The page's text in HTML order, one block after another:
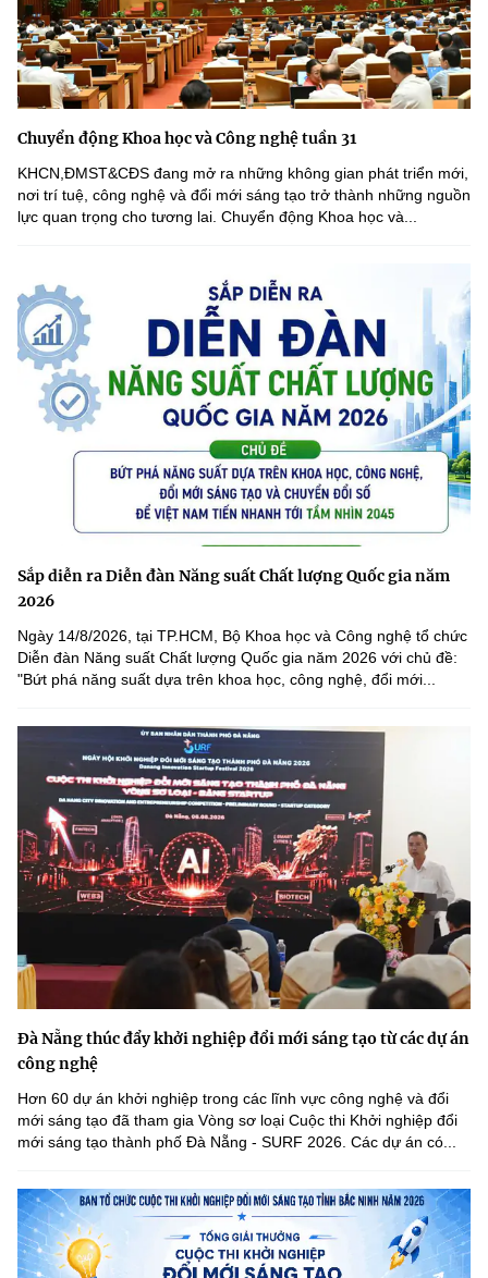
Chuyển động Khoa học và Công nghệ tuần 31
KHCN,ĐMST&CĐS đang mở ra những không gian phát triển mới,
nơi trí tuệ, công nghệ và đổi mới sáng tạo trở thành những nguồn
lực quan trọng cho tương lai. Chuyển động Khoa học và...
Sắp diễn ra Diễn đàn Năng suất Chất lượng Quốc gia năm
2026
Ngày 14/8/2026, tại TP.HCM, Bộ Khoa học và Công nghệ tổ chức
Diễn đàn Năng suất Chất lượng Quốc gia năm 2026 với chủ đề:
"Bứt phá năng suất dựa trên khoa học, công nghệ, đổi mới...
Đà Nẵng thúc đẩy khởi nghiệp đổi mới sáng tạo từ các dự án
công nghệ
Hơn 60 dự án khởi nghiệp trong các lĩnh vực công nghệ và đổi
mới sáng tạo đã tham gia Vòng sơ loại Cuộc thi Khởi nghiệp đổi
mới sáng tạo thành phố Đà Nẵng - SURF 2026. Các dự án có...